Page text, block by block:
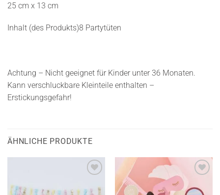
25 cm x 13 cm
Inhalt (des Produkts)8 Partytüten
Achtung – Nicht geeignet für Kinder unter 36 Monaten.
Kann verschluckbare Kleinteile enthalten –
Erstickungsgefahr!
ÄHNLICHE PRODUKTE